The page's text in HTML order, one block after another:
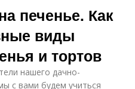
печенье. Как
виды
и тортов
нашего дачно-
с вами будем учиться